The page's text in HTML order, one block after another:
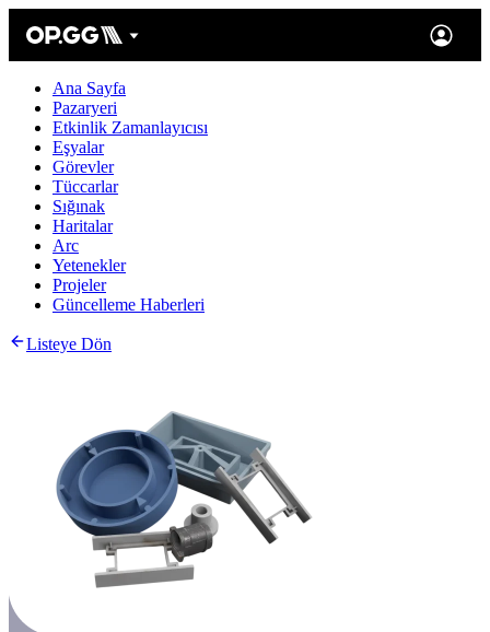
Ana Sayfa
Pazaryeri
Etkinlik Zamanlayıcısı
Eşyalar
Görevler
Tüccarlar
Sığınak
Haritalar
Arc
Yetenekler
Projeler
Güncelleme Haberleri
Listeye Dön